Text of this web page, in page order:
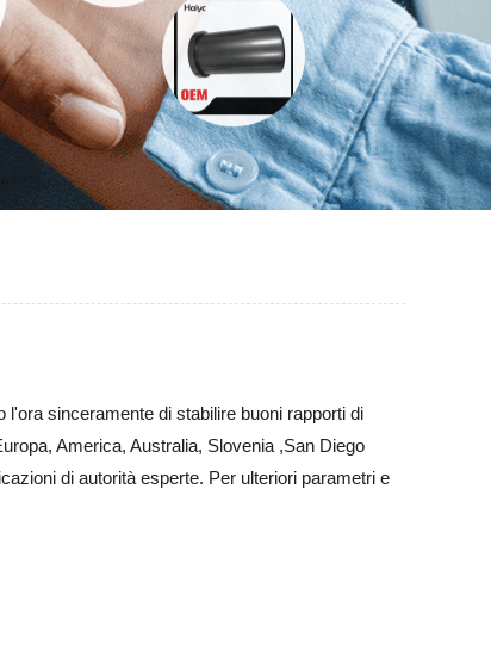
sinceramente di stabilire buoni rapporti di
America, Australia, Slovenia ,San Diego
di autorità esperte. Per ulteriori parametri e